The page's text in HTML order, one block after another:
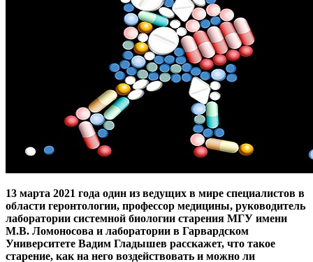
13 марта 2021 года один из ведущих в мире специалистов в
области геронтологии, профессор медицины, руководитель
лаборатории системной биологии старения МГУ имени
М.В. Ломоносова и лаборатории в Гарвардском
Университете Вадим Гладышев расскажет, что такое
старение, как на него воздействовать и можно ли